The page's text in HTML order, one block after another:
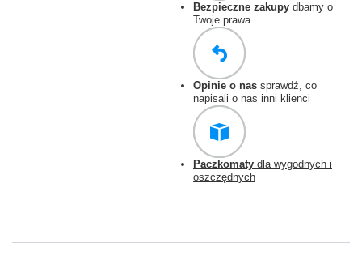
Bezpieczne zakupy dbamy o
Twoje prawa
Opinie o nas sprawdź, co
napisali o nas inni klienci
Paczkomaty dla wygodnych i
oszczędnych